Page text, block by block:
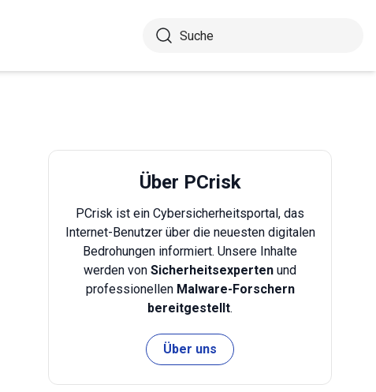
Über PCrisk
PCrisk ist ein Cybersicherheitsportal, das
Internet-Benutzer über die neuesten digitalen
Bedrohungen informiert. Unsere Inhalte
werden von Sicherheitsexperten und
professionellen Malware-Forschern
bereitgestellt.
Über uns